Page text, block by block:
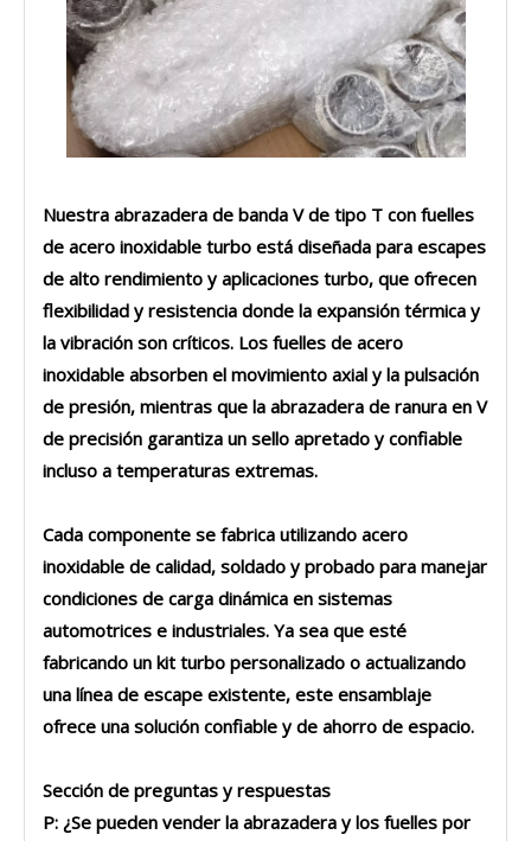
Nuestra abrazadera de banda V de tipo T con fuelles
de acero inoxidable turbo está diseñada para escapes
de alto rendimiento y aplicaciones turbo, que ofrecen
flexibilidad y resistencia donde la expansión térmica y
la vibración son críticos. Los fuelles de acero
inoxidable absorben el movimiento axial y la pulsación
de presión, mientras que la abrazadera de ranura en V
de precisión garantiza un sello apretado y confiable
incluso a temperaturas extremas.
Cada componente se fabrica utilizando acero
inoxidable de calidad, soldado y probado para manejar
condiciones de carga dinámica en sistemas
automotrices e industriales. Ya sea que esté
fabricando un kit turbo personalizado o actualizando
una línea de escape existente, este ensamblaje
ofrece una solución confiable y de ahorro de espacio.
Sección de preguntas y respuestas
P: ¿Se pueden vender la abrazadera y los fuelles por